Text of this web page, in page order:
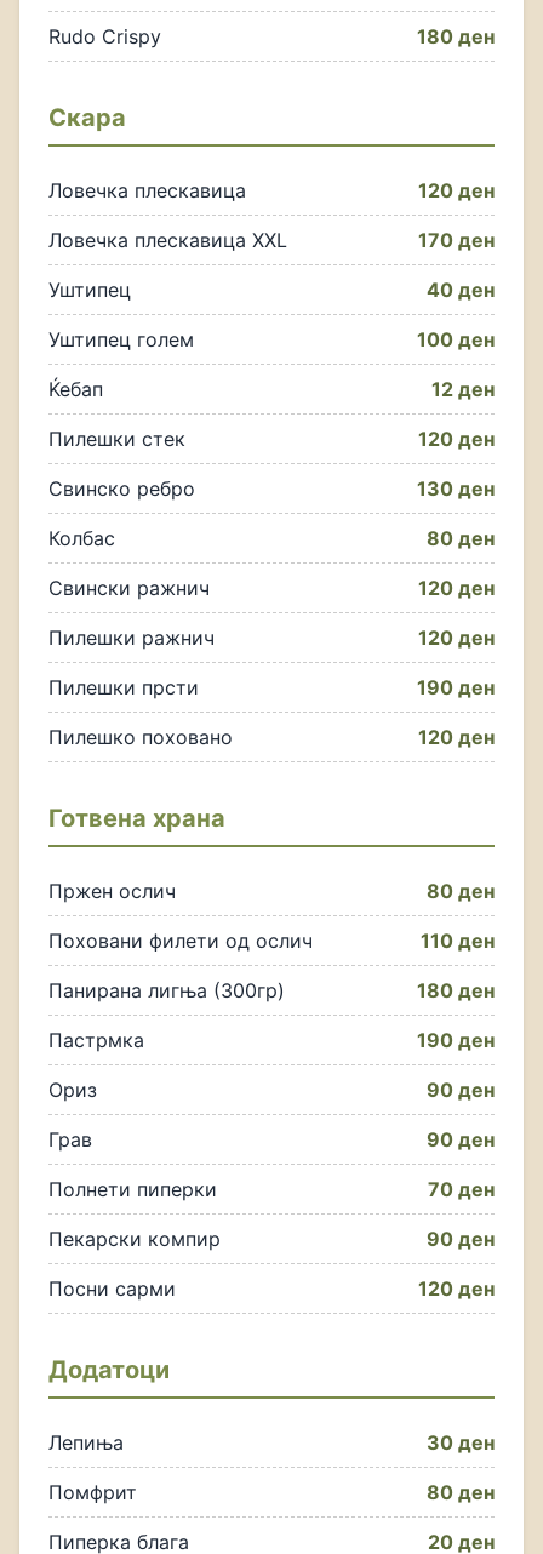
Rudo Crispy 180 ден
Скара
Ловечка плескавица 120 ден
Ловечка плескавица XXL 170 ден
Уштипец 40 ден
Уштипец голем 100 ден
Ќебап 12 ден
Пилешки стек 120 ден
Свинско ребро 130 ден
Колбас 80 ден
Свински ражнич 120 ден
Пилешки ражнич 120 ден
Пилешки прсти 190 ден
Пилешко поховано 120 ден
Готвена храна
Пржен ослич 80 ден
Поховани филети од ослич 110 ден
Панирана лигња (300гр) 180 ден
Пастрмка 190 ден
Ориз 90 ден
Грав 90 ден
Полнети пиперки 70 ден
Пекарски компир 90 ден
Посни сарми 120 ден
Додатоци
Лепиња 30 ден
Помфрит 80 ден
Пиперка блага 20 ден